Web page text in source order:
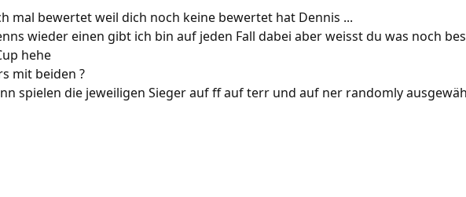
mal bewertet weil dich noch keine bewertet hat Dennis ...
wieder einen gibt ich bin auf jeden Fall dabei aber weisst du was noch
hehe
mit beiden ?
spielen die jeweiligen Sieger auf ff auf terr und auf ner randomly